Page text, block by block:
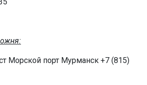
Морской порт Мурманск +7 (815)